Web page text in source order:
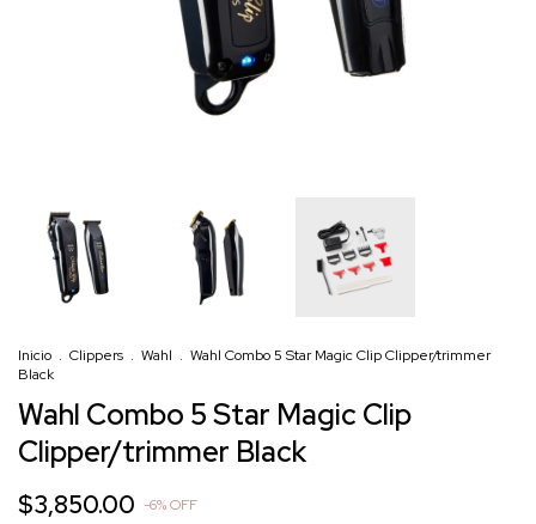
Inicio . Clippers . Wahl . Wahl Combo 5 Star Magic Clip Clipper/trimmer
Black
Wahl Combo 5 Star Magic Clip
Clipper/trimmer Black
$3,850.00 -6%OFF